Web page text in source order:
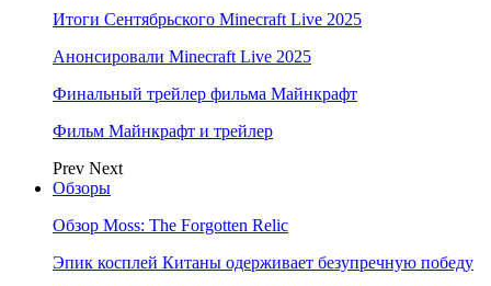
Итоги Сентябрьского Minecraft Live 2025
Анонсировали Minecraft Live 2025
Финальный трейлер фильма Майнкрафт
Фильм Майнкрафт и трейлер
Prev Next
Обзоры
Обзор Moss: The Forgotten Relic
Эпик косплей Китаны одерживает безупречную победу